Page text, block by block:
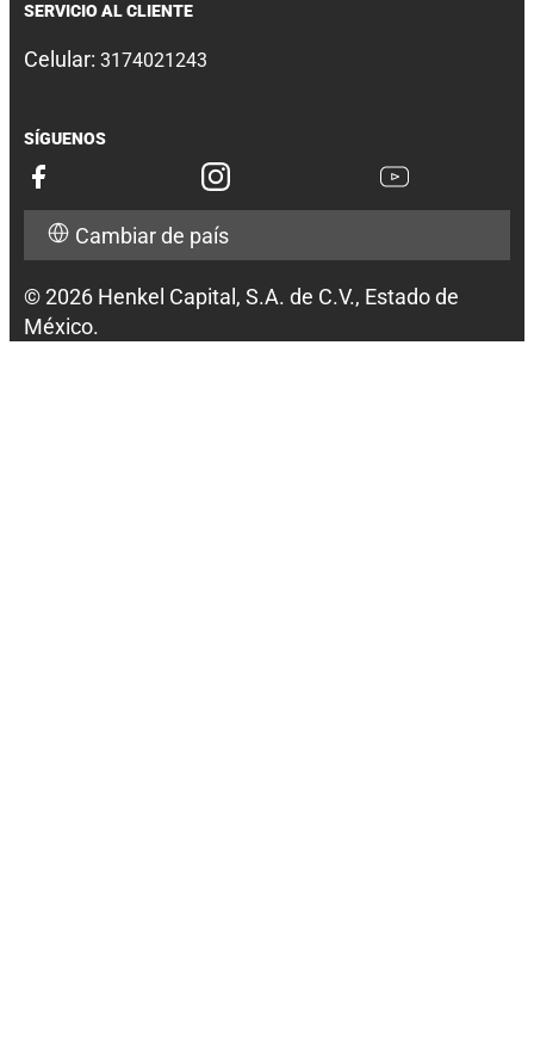
SERVICIO AL CLIENTE
Celular: 3174021243
SÍGUENOS
Cambiar de país
© 2026 Henkel Capital, S.A. de C.V., Estado de
México.